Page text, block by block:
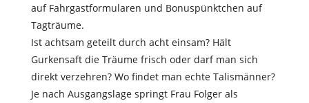
auf Fahrgastformularen und Bonuspünktchen auf
Tagträume.
Ist achtsam geteilt durch acht einsam? Hält
Gurkensaft die Träume frisch oder darf man sich
direkt verzehren? Wo findet man echte Talismänner?
Je nach Ausgangslage springt Frau Folger als